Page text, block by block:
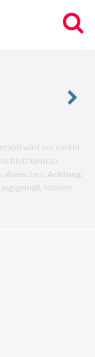
wird nur ein Hit
kann zu
abweichen. Achtung:
können